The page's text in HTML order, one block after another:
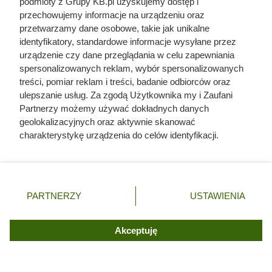
Wskoczyła w suknie i odparła zbrojny najazd na
Zamość. Kim była najodważniejsza magnatka XVII
wieku?
Zginął z rąk kobiety, którą próbował zgwałcić.
Historia polskiego władcy zaskakuje
przechowujemy informacje na urządzeniu oraz
przetwarzamy dane osobowe, takie jak unikalne
identyfikatory, standardowe informacje wysyłane przez
urządzenie czy dane przeglądania w celu zapewniania
spersonalizowanych reklam, wybór spersonalizowanych
treści, pomiar reklam i treści, badanie odbiorców oraz
ulepszanie usług. Za zgodą Użytkownika my i Zaufani
Partnerzy możemy używać dokładnych danych
geolokalizacyjnych oraz aktywnie skanować
charakterystykę urządzenia do celów identyfikacji.
zmienić/wycofać klikając przycisk ustawień prywatności
znajdujący się w lewym dolnym rogu strony. Niektóre
użytkownika, ale masz prawo sprzeciwić się takiemu
przetwarzaniu. Preferencje będą miały zastosowania tylko
PARTNERZY USTAWIENIA
Akceptuję